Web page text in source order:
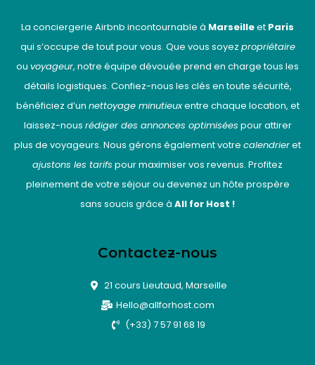
La conciergerie Airbnb incontournable à Marseilleet Paris
qui s’occupe de tout pour vous. Que vous soyez propriétaire
ou voyageur, notre équipe dévouée prend en charge tous les
détails logistiques. Confiez-nous les clés en toute sécurité,
bénéficiez d’un nettoyage minutieuxentre chaque location, et
laissez-nous rédiger des annonces optimisées pour attirer
plus de voyageurs. Nous gérons également votre calendrieret
ajustons les tarifs pour maximiser vos revenus. Profitez
pleinement de votre séjour ou devenez un hôte prospère
sans soucis grâce à All for Host !
Contactez-nous
21 cours Lieutaud, Marseille
Hello@allforhost.com
(+33) 7 57 91 68 19